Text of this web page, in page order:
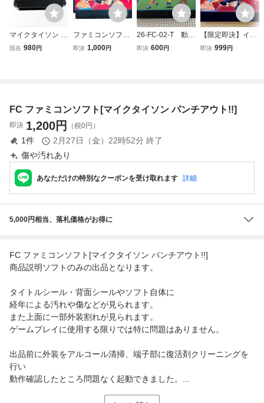
マイクタイソン パ
ンチアウト【動作
現在 980円
ファミコンソフト
イーアルカンフー
即決 1,000円
26-FC-02-T 動作
品 ファミコン
即決 600円
【限定即決】イ
ー・アル・カンフ
即決 999円
FC ファミコンソフト[マイクタイソン パンチアウト!!]
即決 1,200円 （税0円）
1件 2月27日（金）22時52分 終了
傷や汚れあり
あなただけの特別なクーポンを受け取れます 詳細
5,000円相当、落札価格がお得に
FC ファミコンソフト[マイクタイソン パンチアウト!!]
商品説明ソフトのみの出品となります。
タイトルシール・背面シールやソフト自体に
経年による汚れや傷などが見られます。
また上面に一部外装割れが見られます。
ゲームプレイに使用する限りでは特に問題はありません。
出品前に外装をアルコール清掃、端子部に復活剤クリーニングを
行い
動作確認したところ問題なく起動できました。...